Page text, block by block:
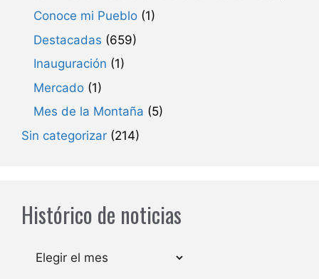
Conoce mi Pueblo (1)
Destacadas (659)
Inauguración (1)
Mercado (1)
Mes de la Montaña (5)
Sin categorizar (214)
Histórico de noticias
Archivos